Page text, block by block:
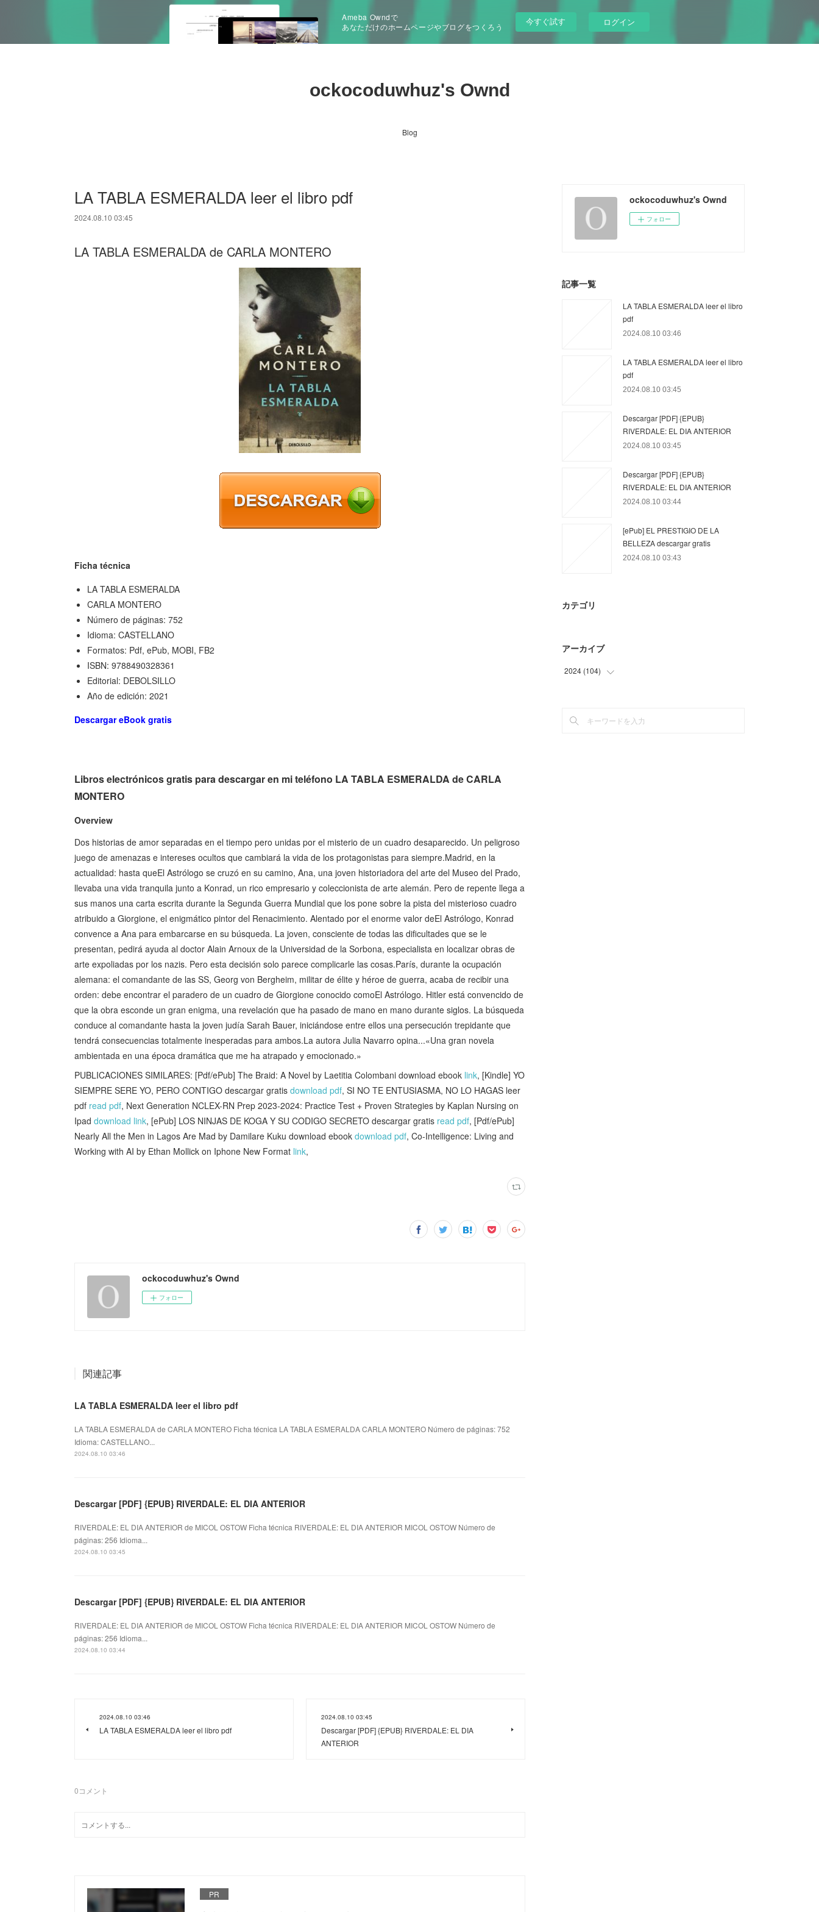
Ameba Owndで
あなただけのホームページやブログをつくろう
今すぐ試す ログイン
ockocoduwhuz's Ownd
Blog
LA TABLA ESMERALDA leer el libro pdf
2024.08.10 03:45
LA TABLA ESMERALDA de CARLA MONTERO
Ficha técnica
LA TABLA ESMERALDA
CARLA MONTERO
Número de páginas: 752
Idioma: CASTELLANO
Formatos: Pdf, ePub, MOBI, FB2
ISBN: 9788490328361
Editorial: DEBOLSILLO
Año de edición: 2021
Descargar eBook gratis
Libros electrónicos gratis para descargar en mi teléfono LA TABLA ESMERALDA de CARLA
MONTERO
Overview
Dos historias de amor separadas en el tiempo pero unidas por el misterio de un cuadro desaparecido. Un peligroso
juego de amenazas e intereses ocultos que cambiará la vida de los protagonistas para siempre.Madrid, en la
actualidad: hasta queEl Astrólogo se cruzó en su camino, Ana, una joven historiadora del arte del Museo del Prado,
llevaba una vida tranquila junto a Konrad, un rico empresario y coleccionista de arte alemán. Pero de repente llega a
sus manos una carta escrita durante la Segunda Guerra Mundial que los pone sobre la pista del misterioso cuadro
atribuido a Giorgione, el enigmático pintor del Renacimiento. Alentado por el enorme valor deEl Astrólogo, Konrad
convence a Ana para embarcarse en su búsqueda. La joven, consciente de todas las dificultades que se le
presentan, pedirá ayuda al doctor Alain Arnoux de la Universidad de la Sorbona, especialista en localizar obras de
arte expoliadas por los nazis. Pero esta decisión solo parece complicarle las cosas.París, durante la ocupación
alemana: el comandante de las SS, Georg von Bergheim, militar de élite y héroe de guerra, acaba de recibir una
orden: debe encontrar el paradero de un cuadro de Giorgione conocido comoEl Astrólogo. Hitler está convencido de
que la obra esconde un gran enigma, una revelación que ha pasado de mano en mano durante siglos. La búsqueda
conduce al comandante hasta la joven judía Sarah Bauer, iniciándose entre ellos una persecución trepidante que
tendrá consecuencias totalmente inesperadas para ambos.La autora Julia Navarro opina...«Una gran novela
ambientada en una época dramática que me ha atrapado y emocionado.»
PUBLICACIONES SIMILARES: [Pdf/ePub] The Braid: A Novel by Laetitia Colombani download ebook link, [Kindle] YO
SIEMPRE SERE YO, PERO CONTIGO descargar gratis download pdf, SI NO TE ENTUSIASMA, NO LO HAGAS leer
pdf read pdf, Next Generation NCLEX-RN Prep 2023-2024: Practice Test + Proven Strategies by Kaplan Nursing on
Ipad download link, [ePub] LOS NINJAS DE KOGA Y SU CODIGO SECRETO descargar gratis read pdf, [Pdf/ePub]
Nearly All the Men in Lagos Are Mad by Damilare Kuku download ebook download pdf, Co-Intelligence: Living and
Working with AI by Ethan Mollick on Iphone New Format link,
ockocoduwhuz's Ownd
フォロー
関連記事
LA TABLA ESMERALDA leer el libro pdf
LA TABLA ESMERALDA de CARLA MONTERO Ficha técnica LA TABLA ESMERALDA CARLA MONTERO Número de páginas: 752
Idioma: CASTELLANO...
2024.08.10 03:46
Descargar [PDF] {EPUB} RIVERDALE: EL DIA ANTERIOR
RIVERDALE: EL DIA ANTERIOR de MICOL OSTOW Ficha técnica RIVERDALE: EL DIA ANTERIOR MICOL OSTOW Número de
páginas: 256 Idioma...
2024.08.10 03:45
Descargar [PDF] {EPUB} RIVERDALE: EL DIA ANTERIOR
RIVERDALE: EL DIA ANTERIOR de MICOL OSTOW Ficha técnica RIVERDALE: EL DIA ANTERIOR MICOL OSTOW Número de
páginas: 256 Idioma...
2024.08.10 03:44
2024.08.10 03:46
LA TABLA ESMERALDA leer el libro pdf
2024.08.10 03:45
Descargar [PDF] {EPUB} RIVERDALE: EL DIA
ANTERIOR
0コメント
PR
ockocoduwhuz's Ownd
フォロー
記事一覧
LA TABLA ESMERALDA leer el libro
pdf
2024.08.10 03:46
LA TABLA ESMERALDA leer el libro
pdf
2024.08.10 03:45
Descargar [PDF] {EPUB}
RIVERDALE: EL DIA ANTERIOR
2024.08.10 03:45
Descargar [PDF] {EPUB}
RIVERDALE: EL DIA ANTERIOR
2024.08.10 03:44
[ePub] EL PRESTIGIO DE LA
BELLEZA descargar gratis
2024.08.10 03:43
カテゴリ
アーカイブ
2024 (104)